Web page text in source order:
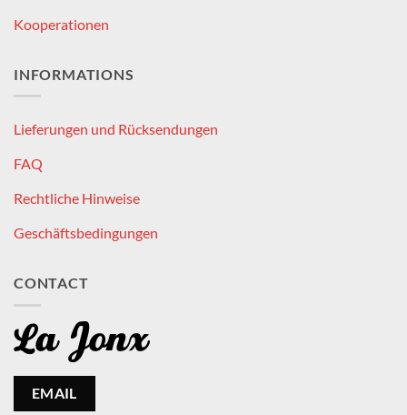
Kooperationen
INFORMATIONS
Lieferungen und Rücksendungen
FAQ
Rechtliche Hinweise
Geschäftsbedingungen
CONTACT
EMAIL